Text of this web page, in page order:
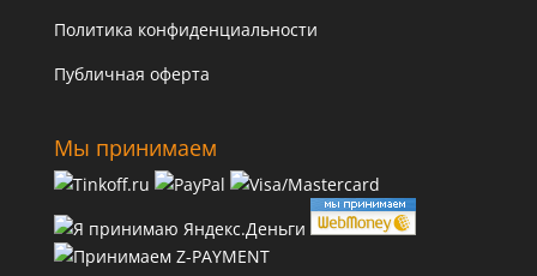
Политика конфиденциальности
Публичная оферта
Мы принимаем